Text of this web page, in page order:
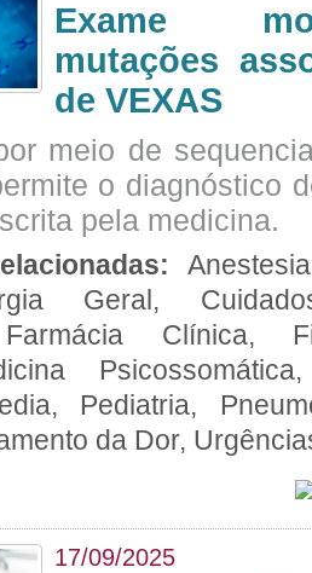
Exame
mutações
de VEXAS
meio de
o diagnóstico
pela medicina.
Geral,
Clínica,
Pediatria,
da Dor,
17/09/2025